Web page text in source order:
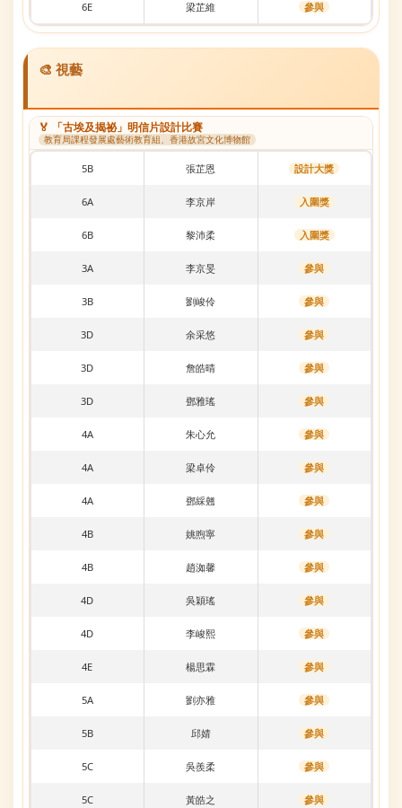
6E 梁芷維 參與
🎨 視藝
🏅 「古埃及揭祕」明信片設計比賽
教育局課程發展處藝術教育組、香港故宮文化博物館
5B 張芷恩 設計大獎
6A 李京岸 入圍獎
6B 黎沛柔 入圍獎
3A 李京旻 參與
3B 劉峻伶 參與
3D 余采悠 參與
3D 詹皓晴 參與
3D 鄧雅瑤 參與
4A 朱心允 參與
4A 梁卓伶 參與
4A 鄧綵翹 參與
4B 姚煦寧 參與
4B 趙洳馨 參與
4D 吳穎瑤 參與
4D 李峻熙 參與
4E 楊思霖 參與
5A 劉亦雅 參與
5B 邱婧 參與
5C 吳羨柔 參與
5C 黃皓之 參與